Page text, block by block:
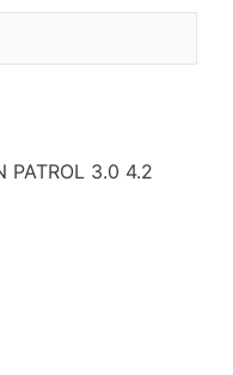
PATROL 3.0 4.2